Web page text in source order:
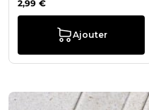
2,99 €
Ajouter